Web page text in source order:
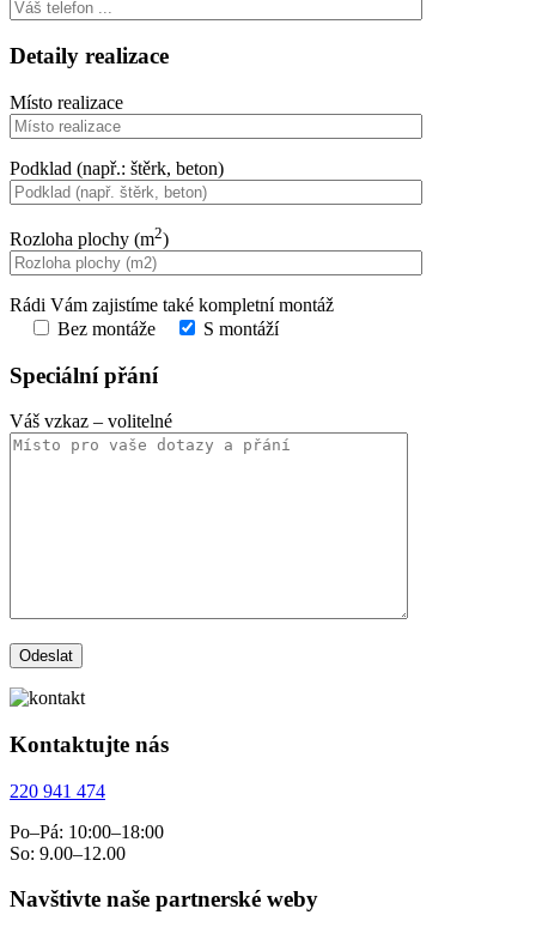
Detaily realizace
Místo realizace
Podklad (např.: štěrk, beton)
Rozloha plochy (m2)
Rádi Vám zajistíme také kompletní montáž
Bez montáže
S montáží
Speciální přání
Váš vzkaz – volitelné
Kontaktujte nás
220 941 474
Po–Pá: 10:00–18:00
So: 9.00–12.00
Navštivte naše partnerské weby